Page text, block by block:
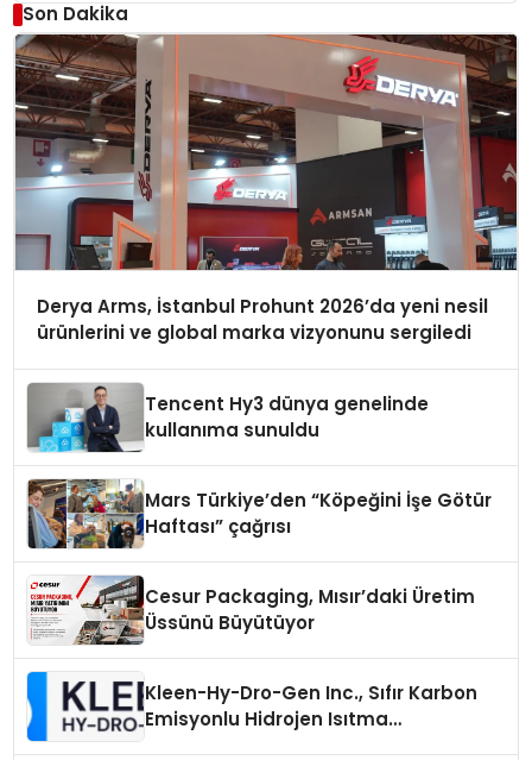
Son Dakika
Derya Arms, İstanbul Prohunt 2026’da yeni nesil
ürünlerini ve global marka vizyonunu sergiledi
Tencent Hy3 dünya genelinde
kullanıma sunuldu
Mars Türkiye’den “Köpeğini İşe Götür
Haftası” çağrısı
Cesur Packaging, Mısır’daki Üretim
Üssünü Büyütüyor
Kleen-Hy-Dro-Gen Inc., Sıfır Karbon
Emisyonlu Hidrojen Isıtma